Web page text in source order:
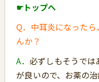
☛トップへ
Q．中耳炎になった
んか？
A． 必ずしもそうで
が良いので、お薬の